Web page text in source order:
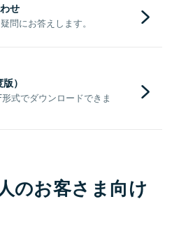
せ
問にお答えします。
）
式でダウンロードできま
のお客さま向け